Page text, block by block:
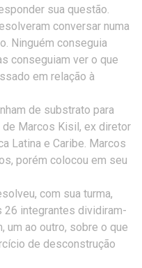
sua questão.
conversar numa
Ninguém conseguia
conseguiam ver o que
em relação à
de substrato para
Marcos Kisil, ex diretor
Latina e Caribe. Marcos
porém colocou em seu
com sua turma,
26 integrantes dividiram-
um ao outro, sobre o que
de desconstrução